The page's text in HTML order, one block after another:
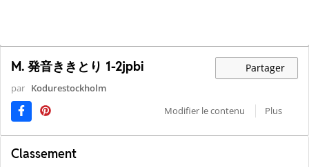
M. 発音ききとり 1-2jpbi Partager
par Kodurestockholm
Modifier le contenu
Plus
Classement